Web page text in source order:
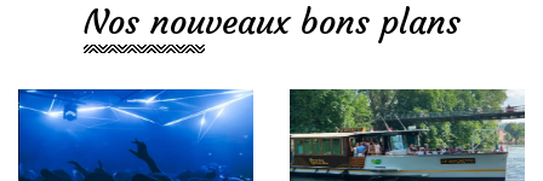
Nos nouveaux bons plans